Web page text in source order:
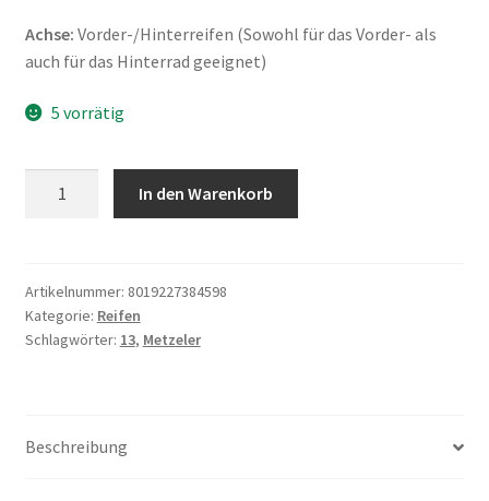
Achse: Vorder-/Hinterreifen (Sowohl für das Vorder- als
auch für das Hinterrad geeignet)
5 vorrätig
-
13
53L
In den Warenkorb
Artikelnummer: 8019227384598
Kategorie: Reifen
Schlagwörter: 13, Metzeler
Beschreibung